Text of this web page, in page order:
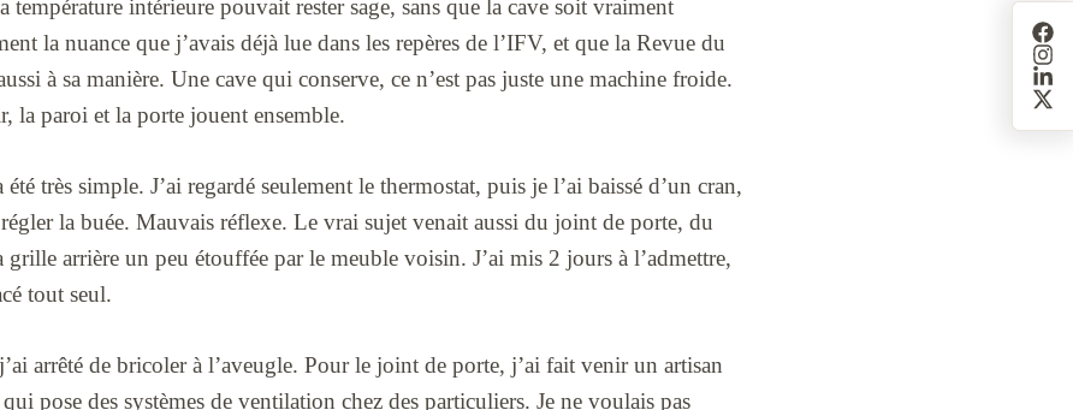
température intérieure pouvait rester sage, sans que la cave soit vraiment
la nuance que j’avais déjà lue dans les repères de l’IFV, et que la Revue du
à sa manière. Une cave qui conserve, ce n’est pas juste une machine froide.
la paroi et la porte jouent ensemble.
très simple. J’ai regardé seulement le thermostat, puis je l’ai baissé d’un cran,
la buée. Mauvais réflexe. Le vrai sujet venait aussi du joint de porte, du
arrière un peu étouffée par le meuble voisin. J’ai mis 2 jours à l’admettre,
tout seul.
arrêté de bricoler à l’aveugle. Pour le joint de porte, j’ai fait venir un artisan
pose des systèmes de ventilation chez des particuliers. Je ne voulais pas